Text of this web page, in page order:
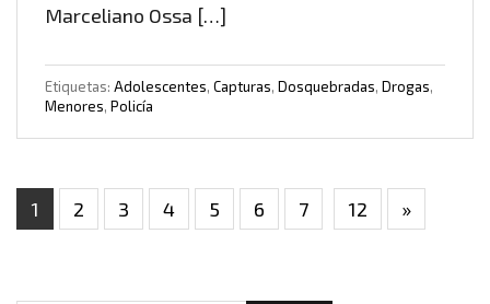
Marceliano Ossa […]
Etiquetas: Adolescentes, Capturas, Dosquebradas, Drogas,
Menores, Policía
1 2 3 4 5 6 7 12 »